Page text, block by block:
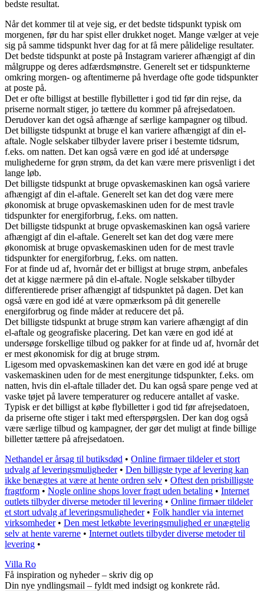
bedste resultat.
Når det kommer til at veje sig, er det bedste tidspunkt typisk om
morgenen, før du har spist eller drukket noget. Mange vælger at veje
sig på samme tidspunkt hver dag for at få mere pålidelige resultater.
Det bedste tidspunkt at poste på Instagram varierer afhængigt af din
målgruppe og deres adfærdsmønstre. Generelt set er tidspunkterne
omkring morgen- og aftentimerne på hverdage ofte gode tidspunkter
at poste på.
Det er ofte billigst at bestille flybilletter i god tid før din rejse, da
priserne normalt stiger, jo tættere du kommer på afrejsedatoen.
Derudover kan det også afhænge af særlige kampagner og tilbud.
Det billigste tidspunkt at bruge el kan variere afhængigt af din el-
aftale. Nogle selskaber tilbyder lavere priser i bestemte tidsrum,
f.eks. om natten. Det kan også være en god idé at undersøge
mulighederne for grøn strøm, da det kan være mere prisvenligt i det
lange løb.
Det billigste tidspunkt at bruge opvaskemaskinen kan også variere
afhængigt af din el-aftale. Generelt set kan det dog være mere
økonomisk at bruge opvaskemaskinen uden for de mest travle
tidspunkter for energiforbrug, f.eks. om natten.
Det billigste tidspunkt at bruge opvaskemaskinen kan også variere
afhængigt af din el-aftale. Generelt set kan det dog være mere
økonomisk at bruge opvaskemaskinen uden for de mest travle
tidspunkter for energiforbrug, f.eks. om natten.
For at finde ud af, hvornår det er billigst at bruge strøm, anbefales
det at kigge nærmere på din el-aftale. Nogle selskaber tilbyder
differentierede priser afhængigt af tidspunktet på dagen. Det kan
også være en god idé at være opmærksom på dit generelle
energiforbrug og finde måder at reducere det på.
Det billigste tidspunkt at bruge strøm kan variere afhængigt af din
el-aftale og geografiske placering. Det kan være en god idé at
undersøge forskellige tilbud og pakker for at finde ud af, hvornår det
er mest økonomisk for dig at bruge strøm.
Ligesom med opvaskemaskinen kan det være en god idé at bruge
vaskemaskinen uden for de mest energitunge tidspunkter, f.eks. om
natten, hvis din el-aftale tillader det. Du kan også spare penge ved at
vaske tøjet på lavere temperaturer og reducere antallet af vaske.
Typisk er det billigst at købe flybilletter i god tid før afrejsedatoen,
da priserne ofte stiger i takt med efterspørgslen. Der kan dog også
være særlige tilbud og kampagner, der gør det muligt at finde billige
billetter tættere på afrejsedatoen.
Nethandel er årsag til butiksdød • Online firmaer tildeler et stort
udvalg af leveringsmuligheder• Den billigste type af levering kan
ikke benægtes at være at hente ordren selv • Oftest den prisbilligste
fragtform • Nogle online shops lover fragt uden betaling • Internet
outlets tilbyder diverse metoder til levering • Online firmaer tildeler
et stort udvalg af leveringsmuligheder• Folk handler via internet
virksomheder• Den mest letkøbte leveringsmulighed er unægtelig
selv at hente varerne • Internet outlets tilbyder diverse metoder til
levering •
Villa Ro
Få inspiration og nyheder – skriv dig op
Din nye yndlingsmail – fyldt med indsigt og konkrete råd.